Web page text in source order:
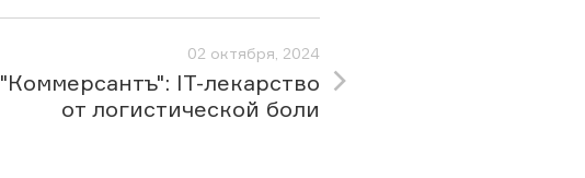
02 октября, 2024
"Коммерсантъ": IT-лекарство
от логистической боли